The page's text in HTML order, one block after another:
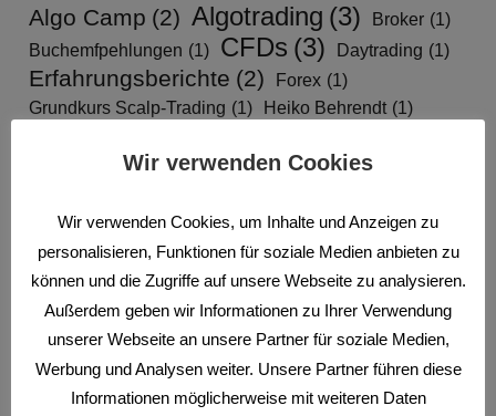
Algo Camp (2) Algotrading (3) Broker (1)
Buchemfpehlungen (1) CFDs (3) Daytrading (1)
Erfahrungsberichte (2) Forex (1)
Grundkurs Scalp-Trading (1) Heiko Behrendt (1)
Traden nach Marktstrukturen(3)
Neueste Beiträge
Wir verwenden Cookies
Wir verwenden Cookies, um Inhalte und Anzeigen zu
personalisieren, Funktionen für soziale Medien anbieten zu
können und die Zugriffe auf unsere Webseite zu analysieren.
Außerdem geben wir Informationen zu Ihrer Verwendung
unserer Webseite an unsere Partner für soziale Medien,
Werbung und Analysen weiter. Unsere Partner führen diese
Informationen möglicherweise mit weiteren Daten